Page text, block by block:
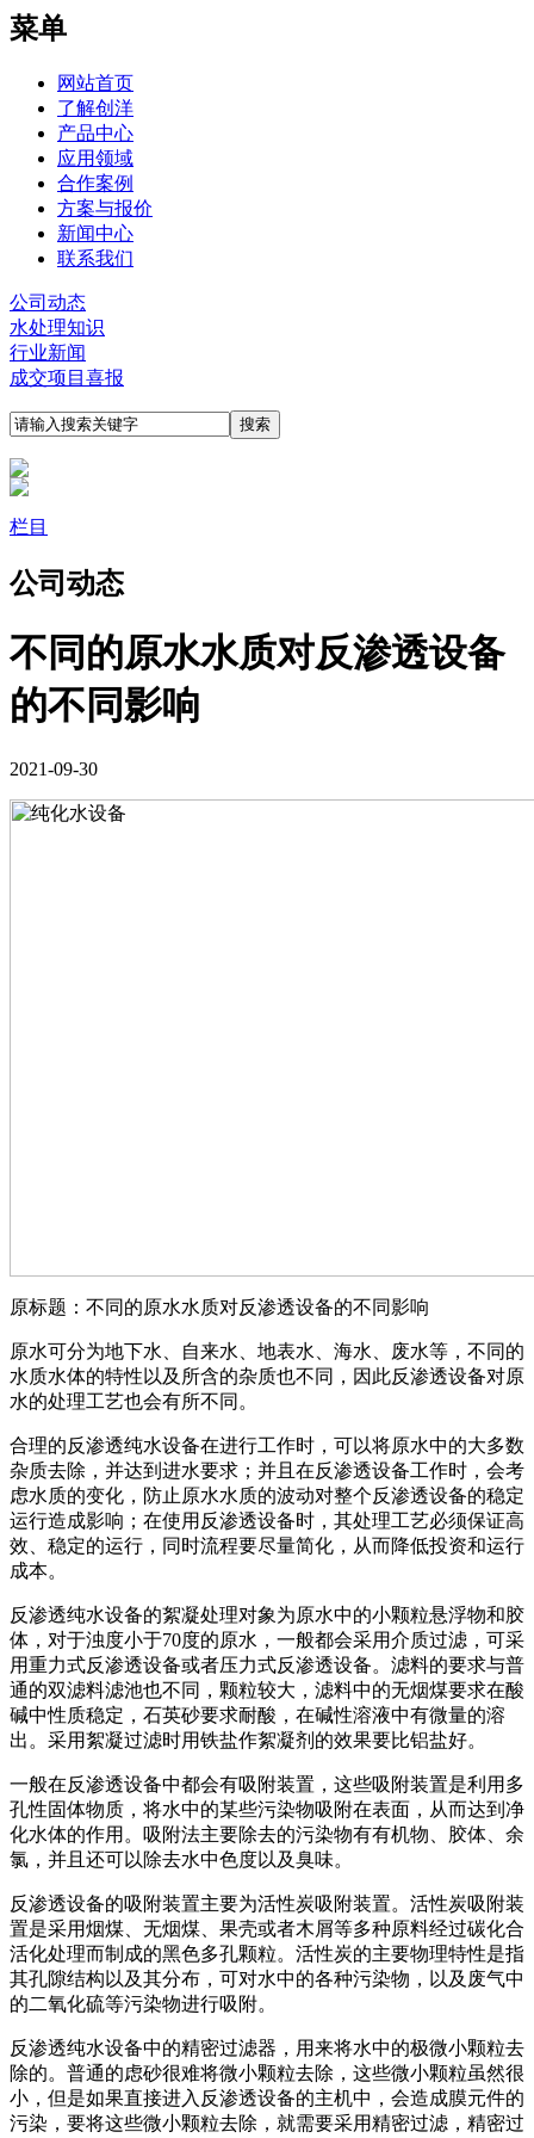
菜单
网站首页
了解创洋
产品中心
应用领域
合作案例
方案与报价
新闻中心
联系我们
公司动态
水处理知识
行业新闻
成交项目喜报
栏目
公司动态
不同的原水水质对反渗透设备
的不同影响
2021-09-30
原标题：不同的原水水质对反渗透设备的不同影响
原水可分为地下水、自来水、地表水、海水、废水等，不同的
水质水体的特性以及所含的杂质也不同，因此反渗透设备对原
水的处理工艺也会有所不同。
合理的反渗透纯水设备在进行工作时，可以将原水中的大多数
杂质去除，并达到进水要求；并且在反渗透设备工作时，会考
虑水质的变化，防止原水水质的波动对整个反渗透设备的稳定
运行造成影响；在使用反渗透设备时，其处理工艺必须保证高
效、稳定的运行，同时流程要尽量简化，从而降低投资和运行
成本。
反渗透纯水设备的絮凝处理对象为原水中的小颗粒悬浮物和胶
体，对于浊度小于70度的原水，一般都会采用介质过滤，可采
用重力式反渗透设备或者压力式反渗透设备。滤料的要求与普
通的双滤料滤池也不同，颗粒较大，滤料中的无烟煤要求在酸
碱中性质稳定，石英砂要求耐酸，在碱性溶液中有微量的溶
出。采用絮凝过滤时用铁盐作絮凝剂的效果要比铝盐好。
一般在反渗透设备中都会有吸附装置，这些吸附装置是利用多
孔性固体物质，将水中的某些污染物吸附在表面，从而达到净
化水体的作用。吸附法主要除去的污染物有有机物、胶体、余
氯，并且还可以除去水中色度以及臭味。
反渗透设备的吸附装置主要为活性炭吸附装置。活性炭吸附装
置是采用烟煤、无烟煤、果壳或者木屑等多种原料经过碳化合
活化处理而制成的黑色多孔颗粒。活性炭的主要物理特性是指
其孔隙结构以及其分布，可对水中的各种污染物，以及废气中
的二氧化硫等污染物进行吸附。
反渗透纯水设备中的精密过滤器，用来将水中的极微小颗粒去
除的。普通的虑砂很难将微小颗粒去除，这些微小颗粒虽然很
小，但是如果直接进入反渗透设备的主机中，会造成膜元件的
污染，要将这些微小颗粒去除，就需要采用精密过滤，精密过